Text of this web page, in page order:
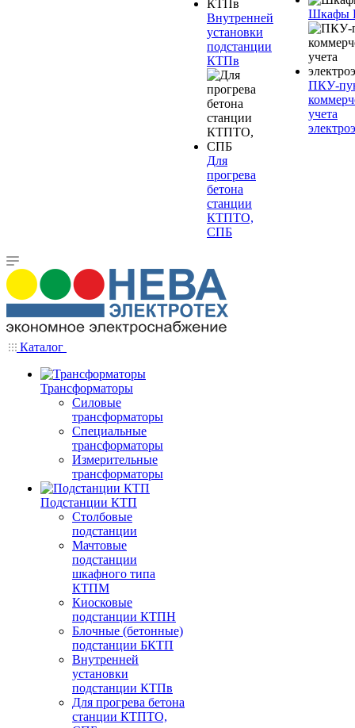
Внутренней
установки
подстанции
КТПв
Для
прогрева
бетона
станции
КТПТО,
СПБ
Шкафы
ПКУ-
учета
Каталог
Трансформаторы
Силовые
трансформаторы
Специальные
трансформаторы
Измерительные
трансформаторы
Подстанции КТП
Столбовые
подстанции
Мачтовые
подстанции
шкафного типа
КТПМ
Киосковые
подстанции КТПН
Блочные (бетонные)
подстанции БКТП
Внутренней
установки
подстанции КТПв
Для прогрева бетона
станции КТПТО,